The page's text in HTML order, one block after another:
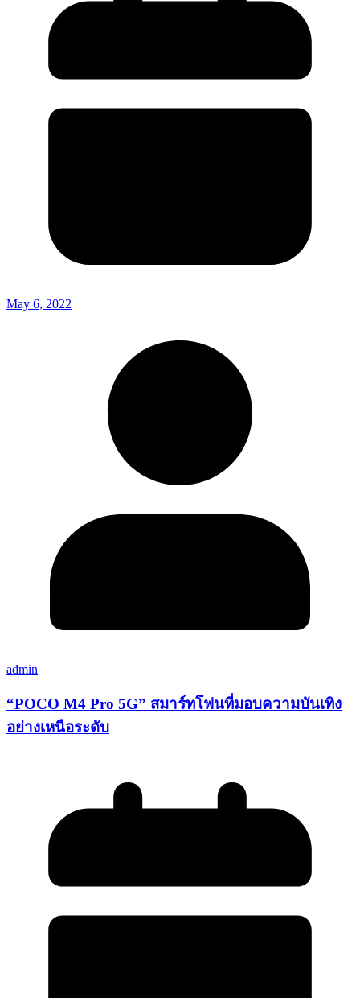
May 6, 2022
admin
“POCO M4 Pro 5G” สมาร์ทโฟนที่มอบความบันเทิง
อย่างเหนือระดับ